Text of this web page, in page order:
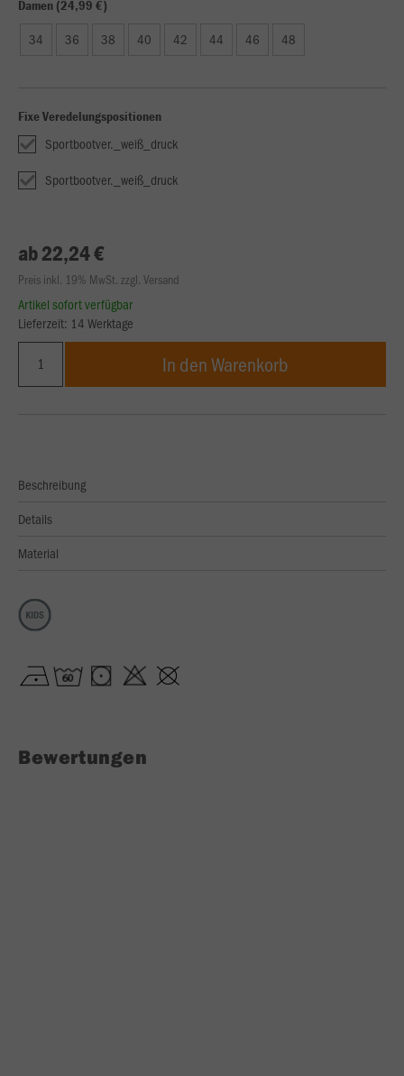
Damen (24,99 €)
34 36 38 40 42 44 46 48
Fixe Veredelungspositionen
Sportbootver._weiß_druck
Sportbootver._weiß_druck
ab 22,24 €
Preis inkl. 19% MwSt. zzgl. Versand
Artikel sofort verfügbar
Lieferzeit: 14 Werktage
In den Warenkorb
Beschreibung
Details
Material
Bewertungen